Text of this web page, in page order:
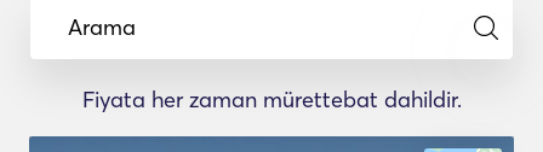
Arama
Fiyata her zaman mürettebat dahildir.